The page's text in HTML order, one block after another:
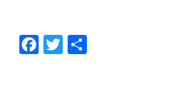
F
ac
T
w